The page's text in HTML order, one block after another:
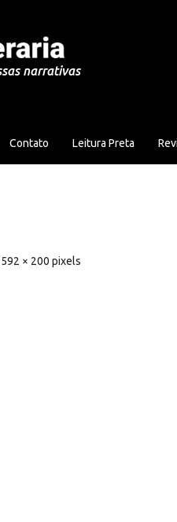
narrativas
Contato Leitura Preta
592 × 200 pixels